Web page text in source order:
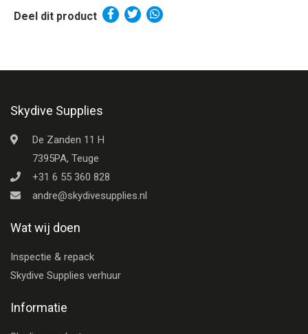
Deel dit product
Skydive Supplies
De Zanden 11 H
7395PA, Teuge
+31 6 55 360 828
andre@skydivesupplies.nl
Wat wij doen
Inspectie & repack
Skydive Supplies verhuur
Informatie